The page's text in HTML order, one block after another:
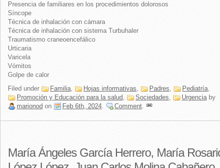
Presencia de familiares en los procedimientos dolorosos
Síncope
Técnica de inhalación con cámara
Técnica de inhalación con sistema Turbuhaler
Traumatismo craneoencefálico
Urticaria
Varicela
Vómitos
Golpe de calor
Filed under
Familia, Hojas informativas, Padres, Pediatría,
Promoción y Educación para la salud, Sociedades, Urgenciaby
marionod on Feb 6th, 2024. Comment.
María Ángeles García Herrero, María